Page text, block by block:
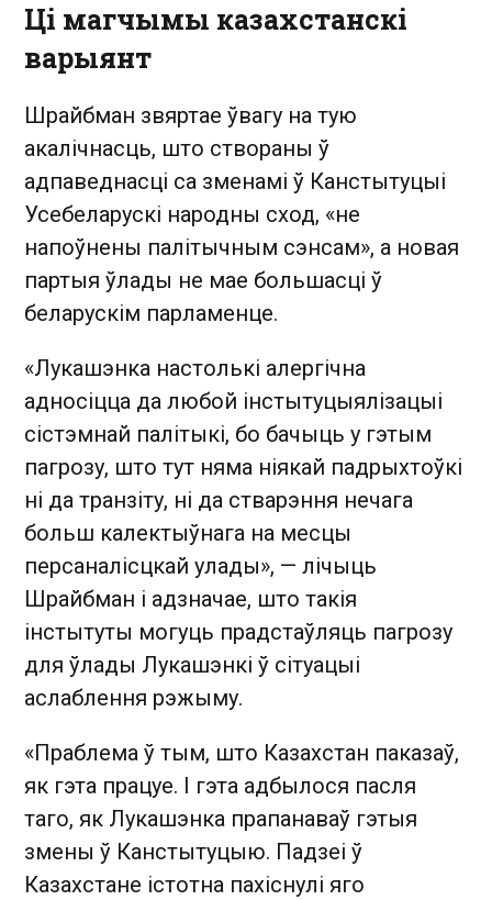
Ці магчымы казахстанскі
варыянт
Шрайбман звяртае ўвагу на тую
акалічнасць, што створаны ў
адпаведнасці са зменамі ў Канстытуцыі
Усебеларускі народны сход, «не
напоўнены палітычным сэнсам», а новая
партыя ўлады не мае большасці ў
беларускім парламенце.
«Лукашэнка настолькі алергічна
адносіцца да любой інстытуцыялізацыі
сістэмнай палітыкі, бо бачыць у гэтым
пагрозу, што тут няма ніякай падрыхтоўкі
ні да транзіту, ні да стварэння нечага
больш калектыўнага на месцы
персаналісцкай улады», — лічыць
Шрайбман і адзначае, што такія
інстытуты могуць прадстаўляць пагрозу
для ўлады Лукашэнкі ў сітуацыі
аслаблення рэжыму.
«Праблема ў тым, што Казахстан паказаў,
як гэта працуе. І гэта адбылося пасля
таго, як Лукашэнка прапанаваў гэтыя
змены ў Канстытуцыю. Падзеі ў
Казахстане істотна пахіснулі яго